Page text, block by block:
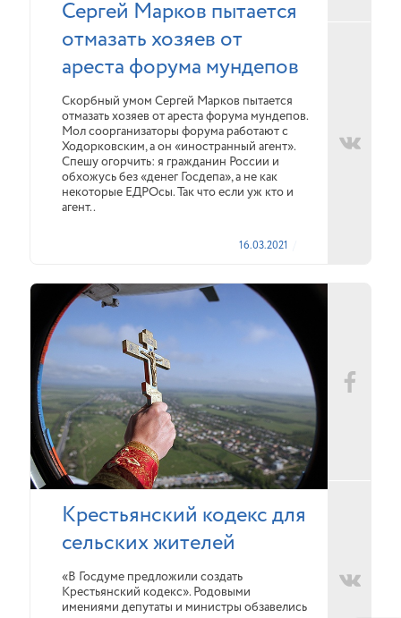
Сергей Марков пытается
отмазать хозяев от
ареста форума мундепов
Скорбный умом Сергей Марков пытается
отмазать хозяев от ареста форума мундепов.
Мол соорганизаторы форума работают с
Ходорковским, а он «иностранный агент».
Спешу огорчить: я гражданин России и
обхожусь без «денег Госдепа», а не как
некоторые ЕДРОсы. Так что если уж кто и
агент..
16.03.2021
Крестьянский кодекс для
сельских жителей
«В Госдуме предложили создать
Крестьянский кодекс». Родовыми
имениями депутаты и министры обзавелись